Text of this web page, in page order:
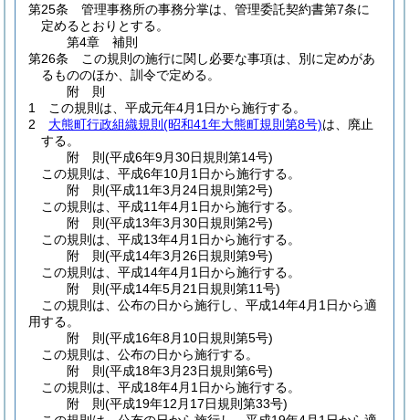
第25条
管理事務所の事務分掌は、管理委託契約書第7条に
定めるとおりとする。
第4章
補則
第26条
この規則の施行に関し必要な事項は、別に定めがあ
るもののほか、訓令で定める。
附 則
1
この規則は、平成元年4月1日から施行する。
2
大熊町行政組織規則 (昭和41年大熊町規則第8号)は、廃止
する。
附 則(平成6年9月30日規則第14号)
この規則は、平成6年10月1日から施行する。
附 則(平成11年3月24日規則第2号)
この規則は、平成11年4月1日から施行する。
附 則(平成13年3月30日規則第2号)
この規則は、平成13年4月1日から施行する。
附 則(平成14年3月26日規則第9号)
この規則は、平成14年4月1日から施行する。
附 則(平成14年5月21日規則第11号)
この規則は、公布の日から施行し、平成14年4月1日から適
用する。
附 則(平成16年8月10日規則第5号)
この規則は、公布の日から施行する。
附 則(平成18年3月23日規則第6号)
この規則は、平成18年4月1日から施行する。
附 則(平成19年12月17日規則第33号)